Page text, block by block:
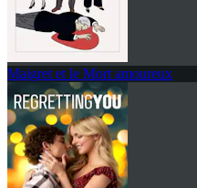
Maigret et le Mort amoureux